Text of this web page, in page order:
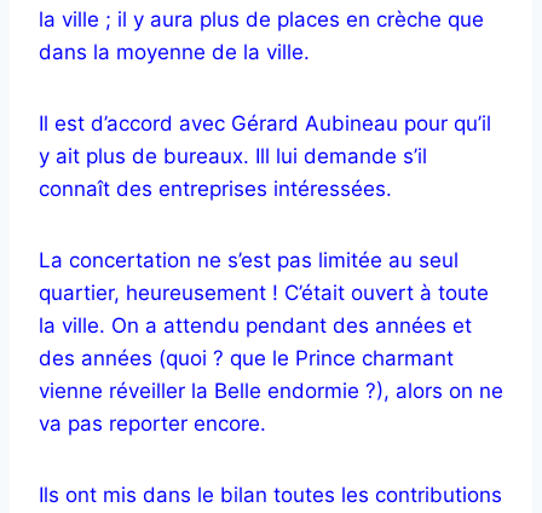
la ville ; il y aura plus de places en crèche que
dans la moyenne de la ville.
Il est d’accord avec Gérard Aubineau pour qu’il
y ait plus de bureaux. Ill lui demande s’il
connaît des entreprises intéressées.
La concertation ne s’est pas limitée au seul
quartier, heureusement ! C’était ouvert à toute
la ville. On a attendu pendant des années et
des années (quoi ? que le Prince charmant
vienne réveiller la Belle endormie ?), alors on ne
va pas reporter encore.
Ils ont mis dans le bilan toutes les contributions